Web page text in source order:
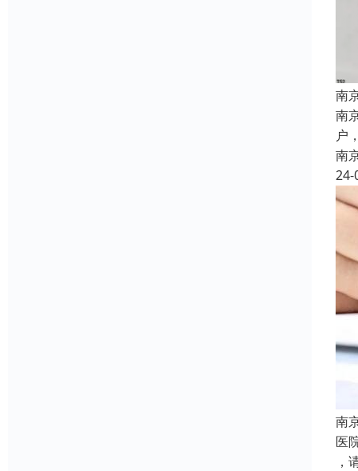
南
南
户
南
24-
南
医